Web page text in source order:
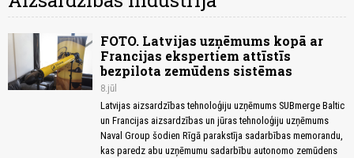
FOTO. Latvijas uzņēmums kopā ar
Francijas ekspertiem attīstīs
bezpilota zemūdens sistēmas
8.jūl
Latvijas aizsardzības tehnoloģiju uzņēmums SUBmerge Baltic
un Francijas aizsardzības un jūras tehnoloģiju uzņēmums
Naval Group šodien Rīgā parakstīja sadarbības memorandu,
kas paredz abu uzņēmumu sadarbību autonomo zemūdens